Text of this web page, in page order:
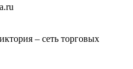
– сеть торговых